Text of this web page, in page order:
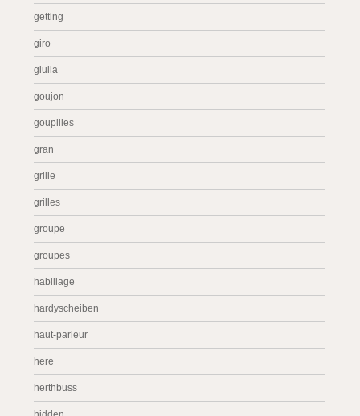
getting
giro
giulia
goujon
goupilles
gran
grille
grilles
groupe
groupes
habillage
hardyscheiben
haut-parleur
here
herthbuss